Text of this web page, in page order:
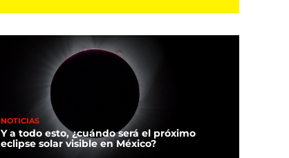
NOTICIAS
Y a todo esto, ¿cuándo será el próximo
eclipse solar visible en México?